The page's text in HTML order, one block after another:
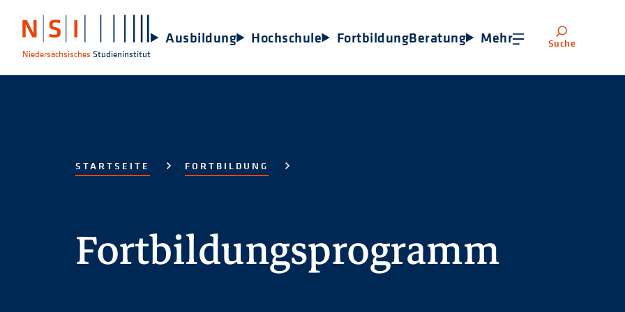
Niedersächsisches Studieninstitut
Ausbildung Hochschule FortbildungBeratung Mehr Suche
STARTSEITE FORTBILDUNG
Fortbildungsprogramm